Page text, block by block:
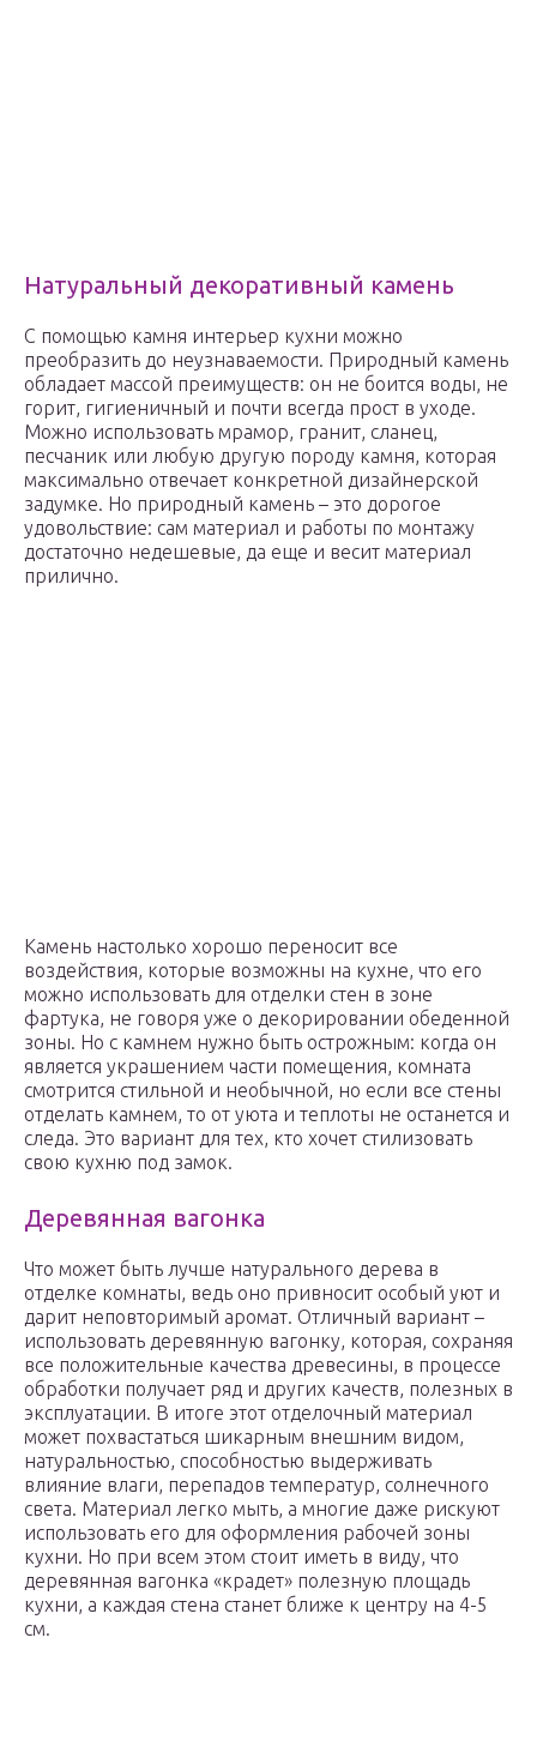
Натуральный декоративный камень
С помощью камня интерьер кухни можно
преобразить до неузнаваемости. Природный камень
обладает массой преимуществ: он не боится воды, не
горит, гигиеничный и почти всегда прост в уходе.
Можно использовать мрамор, гранит, сланец,
песчаник или любую другую породу камня, которая
максимально отвечает конкретной дизайнерской
задумке. Но природный камень – это дорогое
удовольствие: сам материал и работы по монтажу
достаточно недешевые, да еще и весит материал
прилично.
Камень настолько хорошо переносит все
воздействия, которые возможны на кухне, что его
можно использовать для отделки стен в зоне
фартука, не говоря уже о декорировании обеденной
зоны. Но с камнем нужно быть острожным: когда он
является украшением части помещения, комната
смотрится стильной и необычной, но если все стены
отделать камнем, то от уюта и теплоты не останется и
следа. Это вариант для тех, кто хочет стилизовать
свою кухню под замок.
Деревянная вагонка
Что может быть лучше натурального дерева в
отделке комнаты, ведь оно привносит особый уют и
дарит неповторимый аромат. Отличный вариант –
использовать деревянную вагонку, которая, сохраняя
все положительные качества древесины, в процессе
обработки получает ряд и других качеств, полезных в
эксплуатации. В итоге этот отделочный материал
может похвастаться шикарным внешним видом,
натуральностью, способностью выдерживать
влияние влаги, перепадов температур, солнечного
света. Материал легко мыть, а многие даже рискуют
использовать его для оформления рабочей зоны
кухни. Но при всем этом стоит иметь в виду, что
деревянная вагонка «крадет» полезную площадь
кухни, а каждая стена станет ближе к центру на 4-5
см.